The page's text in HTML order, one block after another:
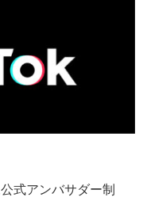
式アンバサダー制